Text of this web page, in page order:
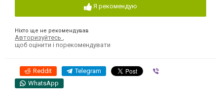
Я рекомендую
Ніхто ще не рекомендував
Авторизуйтесь
щоб оцінити і порекомендувати
Reddit Telegram
WhatsApp